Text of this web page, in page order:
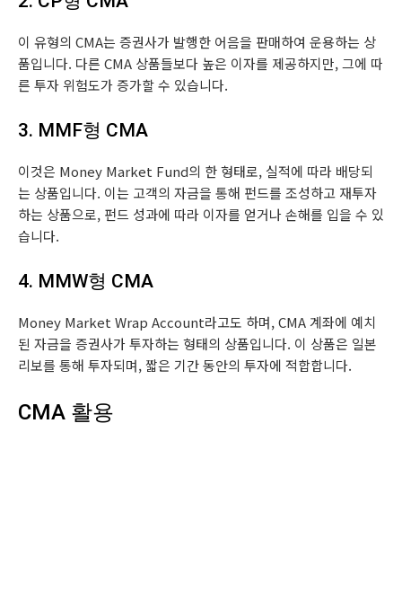
이 유형의 CMA는 증권사가 발행한 어음을 판매하여 운용하는 상
품입니다. 다른 CMA 상품들보다 높은 이자를 제공하지만, 그에 따
른 투자 위험도가 증가할 수 있습니다.
3. MMF형 CMA
이것은 Money Market Fund의 한 형태로, 실적에 따라 배당되
는 상품입니다. 이는 고객의 자금을 통해 펀드를 조성하고 재투자
하는 상품으로, 펀드 성과에 따라 이자를 얻거나 손해를 입을 수 있
습니다.
4. MMW형 CMA
Money Market Wrap Account라고도 하며, CMA 계좌에 예치
된 자금을 증권사가 투자하는 형태의 상품입니다. 이 상품은 일본
리보를 통해 투자되며, 짧은 기간 동안의 투자에 적합합니다.
CMA 활용